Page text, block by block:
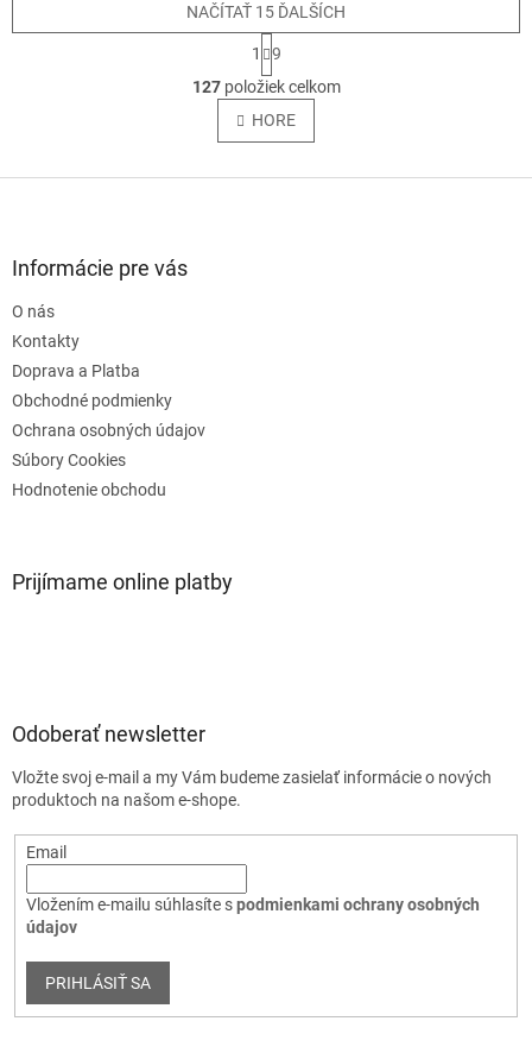
O
v
l
á
NAČÍTAŤ 15 ĎALŠÍCH
S
t
r
á
n
k
v
1
9
127položiek celkom
HORE
Informácie pre vás
O nás
Kontakty
Doprava a Platba
Obchodné podmienky
Ochrana osobných údajov
Súbory Cookies
Hodnotenie obchodu
Prijímame online platby
Odoberať newsletter
Vložte svoj e-mail a my Vám budeme zasielať informácie o nových
produktoch na našom e-shope.
Email
Vložením e-mailu súhlasíte spodmienkami ochrany osobných
údajov
PRIHLÁSIŤ SA